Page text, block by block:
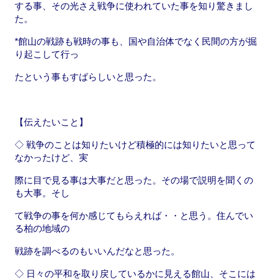
する事、その光さえ戦争に使われていた事を知り驚きまし
た。
*館山の戦跡も戦時の事も、国や自治体でなく民間の方が掘
り起こして行っ
たという事もすばらしいと思った。
【伝えたいこと】
◇ 戦争のことは知りたいけど積極的には知りたいと思って
なかったけど、実
際に目で見る事は大事だと思った。その場で説明を聞くの
も大事。そし
て戦争の事を何か感じてもらえれば・・と思う。住んでい
る柏の地域の
戦跡を調べるのもいいんだなと思った。
◇ 日々の平和を取り戻しているかに見える館山、そこには